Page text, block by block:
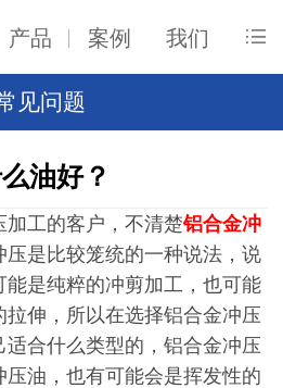
产品 案例 我们
见问题
油好？
加工的客户，不清楚铝合金冲
压是比较笼统的一种说法，说
能是纯粹的冲剪加工，也可能
伸，所以在选择铝合金冲压
合什么类型的，铝合金冲压
油，也有可能会是挥发性的